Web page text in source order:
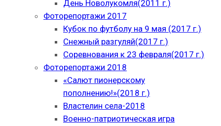
День Новолукомля(2011 г.)
Фоторепортажи 2017
Кубок по футболу на 9 мая (2017 г.)
Снежный разгуляй(2017 г.)
Соревнования к 23 февраля(2017 г.)
Фоторепортажи 2018
«Салют пионерскому
пополнению!»(2018 г.)
Властелин села-2018
Военно-патриотическая игра